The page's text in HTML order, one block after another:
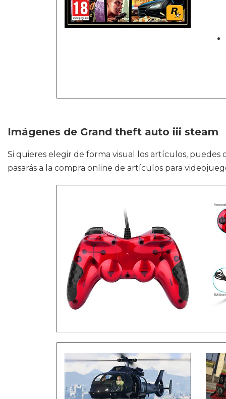
Imágenes de Grand theft auto iii steam
Si quieres elegir de forma visual los artículos,
pasarás a la compra online de artículos para